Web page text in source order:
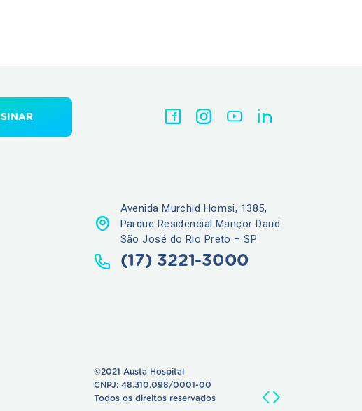
Avenida Murchid Homsi, 1385,
Parque Residencial Mançor Daud
São José do Rio Preto – SP
(17) 3221-3000
©2021 Austa Hospital
CNPJ: 48.310.098/0001-00
Todos os direitos reservados